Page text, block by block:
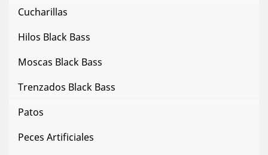
Cucharillas
Hilos Black Bass
Moscas Black Bass
Trenzados Black Bass
Patos
Peces Artificiales